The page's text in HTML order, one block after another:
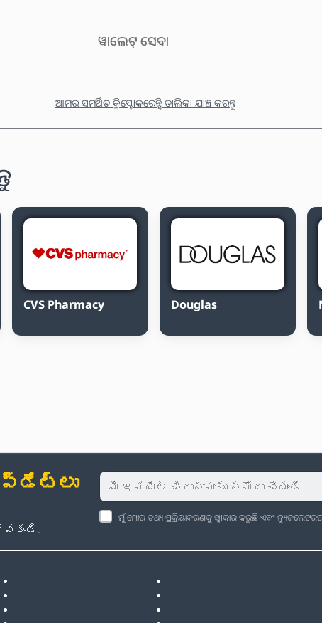
ୱାଲେଟ୍ ସେବା
ଆମର ସମର୍ଥିତ କ୍ରିପ୍ଟୋକରେନ୍ସି ତାଲିକା ଯାଞ୍ଚ କରନ୍ତୁ
CVS Pharmacy Douglas
ମୁଁ ମୋର ତଥ୍ୟ ପ୍ରକ୍ରିୟାକରଣକୁ ସ୍ୱୀକାର କରୁଛି ଏବଂ